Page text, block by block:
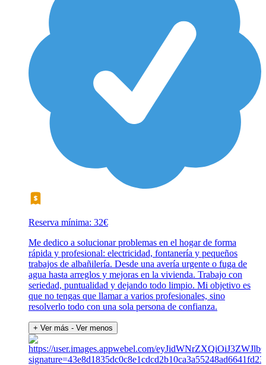
Reserva mínima: 32€
Me dedico a solucionar problemas en el hogar de forma
rápida y profesional: electricidad, fontanería y pequeños
trabajos de albañilería. Desde una avería urgente o fuga de
agua hasta arreglos y mejoras en la vivienda. Trabajo con
seriedad, puntualidad y dejando todo limpio. Mi objetivo es
que no tengas que llamar a varios profesionales, sino
resolverlo todo con una sola persona de confianza.
+ Ver más - Ver menos